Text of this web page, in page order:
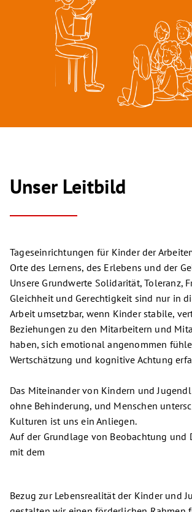
Unser Leitbild
Tageseinrichtungen für Kinder der
Orte des Lernens, des Erlebens und der
Unsere Grundwerte Solidarität, Toleranz,
Gleichheit und Gerechtigkeit sind nur in
Arbeit umsetzbar, wenn Kinder stabile,
Beziehungen zu den Mitarbeitern und
haben, sich emotional angenommen
Wertschätzung und kognitive Achtung
Das Miteinander von Kindern und
ohne Behinderung, und Menschen
Kulturen ist uns ein Anliegen.
Auf der Grundlage von Beobachtung und
mit dem
Bezug zur Lebensrealität der Kinder und